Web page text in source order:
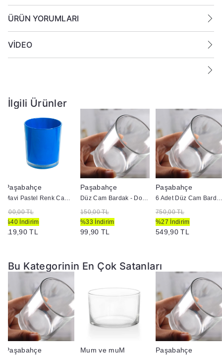
Mumları yanıcı maddelerin yakınlarına koymayın
ÜRÜN YORUMLARI
VİDEO
İlgili Ürünler
Paşabahçe
Mavi Pastel Renk Cam Mumluk - İç Boyama - Doluma Uygun 403
200,00 TL
%40 İndirim
119,90 TL
Paşabahçe
Düz Cam Bardak - Doluma Uygun
150,00 TL
%33 İndirim
99,90 TL
Paşabahçe
6 Adet Düz Cam Bardak -
750,00 TL
%27 İndirim
549,90 TL
Bu Kategorinin En Çok Satanları
Paşabahçe Mum ve muM Paşabahçe